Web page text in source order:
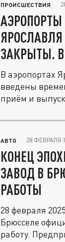
ПРОИСШЕСТВИЯ
ЯРОСЛАВЛЯ
ЗАКРЫТЫ.
В аэропортах
введены
приём и
АВТО 28 ФЕВРАЛЯ
КОНЕЦ
ЗАВОД В
РАБОТЫ
28 февраля
Брюсселе
работу.